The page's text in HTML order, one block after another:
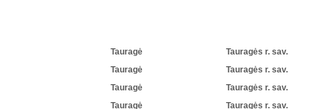
Tauragė Tauragės r. sav.
Tauragė
Tauragės r. sav.
Tauragė
Tauragės r. sav.
Tauragė
Tauragės r. sav.